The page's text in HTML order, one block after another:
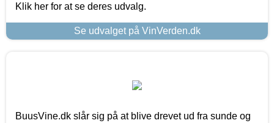
Klik her for at se deres udvalg.
Se udvalget på VinVerden.dk
BuusVine.dk slår sig på at blive drevet ud fra sunde og